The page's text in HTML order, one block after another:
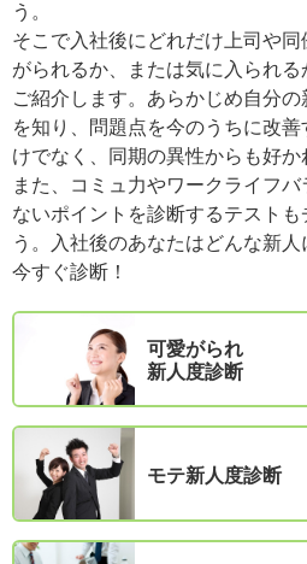
う。
そこで入社後にどれだけ上司や
がられるか、または気に入られ
ご紹介します。あらかじめ自分
を知り、問題点を今のうちに改
けでなく、同期の異性からも好か
また、コミュ力やワークライフ
ないポイントを診断するテストも
う。入社後のあなたはどんな新
今すぐ診断！
可愛がられ
新人度診断
モテ新人度診断